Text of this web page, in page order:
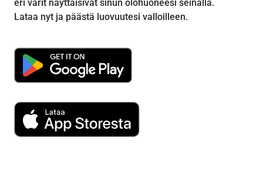
eri värit näyttäisivät sinun olohuoneesi seinällä.
Lataa nyt ja päästä luovuutesi valloilleen.